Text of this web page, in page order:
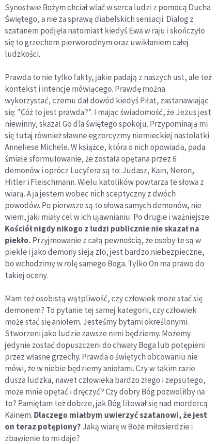
Synostwie Bożym chciał wlać w serca ludzi z pomocą Ducha
Świętego, a nie za sprawą diabelskich sensacji. Dialog z
szatanem podjęła natomiast kiedyś Ewa w raju i skończyło
się to grzechem pierworodnym oraz uwikłaniem całej
ludzkości.
Prawda to nie tylko fakty, jakie padają z naszych ust, ale też
kontekst i intencje mówiącego. Prawdę można
wykorzystać, czemu dał dowód kiedyś Piłat, zastanawiając
się: "Cóż to jest prawda?". I mając świadomość, że Jezus jest
niewinny, skazał Go dla świętego spokoju. Przypominają mi
się tutaj również sławne egzorcyzmy niemieckiej nastolatki
Anneliese Michele. W książce, która o nich opowiada, pada
śmiałe sformułowanie, że została opętana przez 6
demonów i oprócz Lucyfera są to: Judasz, Kain, Neron,
Hitler i Fleischmann. Wielu katolików powtarza te słowa z
wiarą. A ja jestem wobec nich sceptyczny z dwóch
powodów. Po pierwsze są to słowa samych demonów, nie
wiem, jaki miały cel w ich ujawnianiu. Po drugie i ważniejsze:
Kościół nigdy nikogo z ludzi publicznie nie skazał na
piekło. Przyjmowanie z całą pewnością, że osoby te są w
piekle i jako demony sieją zło, jest bardzo niebezpieczne,
bo wchodzimy w rolę samego Boga. Tylko On ma prawo do
takiej oceny.
Mam też osobistą wątpliwość, czy człowiek może stać się
demonem? To pytanie tej samej kategorii, czy człowiek
może stać się aniołem. Jesteśmy bytami określonymi.
Stworzeni jako ludzie zawsze nimi będziemy. Możemy
jedynie zostać dopuszczeni do chwały Boga lub potępieni
przez własne grzechy. Prawda o świętych obcowaniu nie
mówi, że w niebie będziemy aniołami. Czy w takim razie
dusza ludzka, nawet człowieka bardzo złego i zepsutego,
może mnie opętać i dręczyć? Czy dobry Bóg pozwoliłby na
to? Pamiętam też dobrze, jak Bóg litował się nad mordercą
Kainem. Dlaczego miałbym uwierzyć szatanowi, że jest
on teraz potępiony? Jaką wiarę w Boże miłosierdzie i
zbawienie to mi daje?